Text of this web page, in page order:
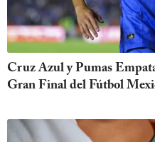
Cruz Azul y Pumas
Gran Final del Fútbol